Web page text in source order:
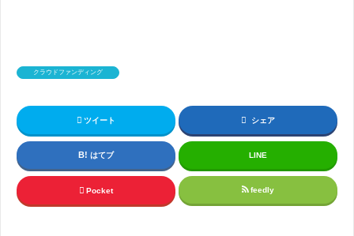
クラウドファンディング
ツイート シェア
はてブ LINE
Pocket feedly